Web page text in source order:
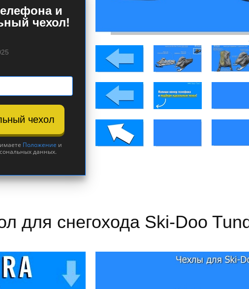
и
чехол!
чехол
Положение и
данных.
для снегохода Ski-Doo